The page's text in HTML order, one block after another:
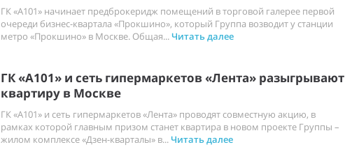
ГК «А101» начинает предброкеридж помещений в торговой галерее первой
очереди бизнес-квартала «Прокшино», который Группа возводит у станции
метро «Прокшино» в Москве. Общая...Читать далее
ГК «А101» и сеть гипермаркетов «Лента» разыгрывают
квартиру в Москве
ГК «А101» и сеть гипермаркетов «Лента» проводят совместную акцию, в
рамках которой главным призом станет квартира в новом проекте Группы –
жилом комплексе «Дзен-кварталы» в...Читать далее